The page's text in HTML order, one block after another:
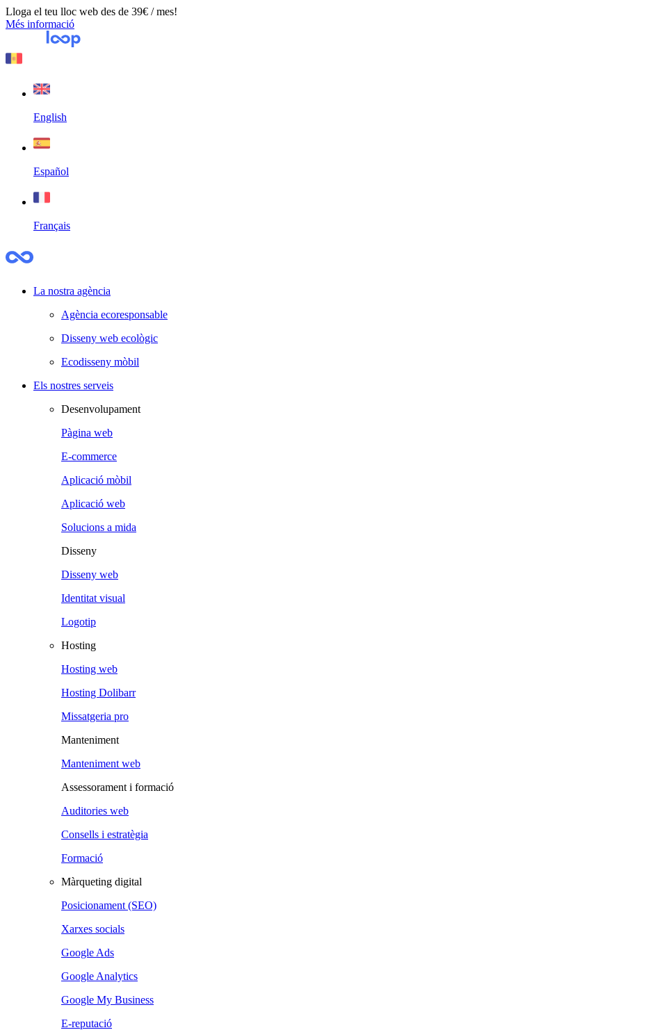
Lloga el teu lloc web des de 39€ / mes!
Més informació
English
Español
Français
La nostra agència
Agència ecoresponsable
Disseny web ecològic
Ecodisseny mòbil
Els nostres serveis
Desenvolupament
Pàgina web
E-commerce
Aplicació mòbil
Aplicació web
Solucions a mida
Disseny
Disseny web
Identitat visual
Logotip
Hosting
Hosting web
Hosting Dolibarr
Missatgeria pro
Manteniment
Manteniment web
Assessorament i formació
Auditories web
Consells i estratègia
Formació
Màrqueting digital
Posicionament (SEO)
Xarxes socials
Google Ads
Google Analytics
Google My Business
E-reputació